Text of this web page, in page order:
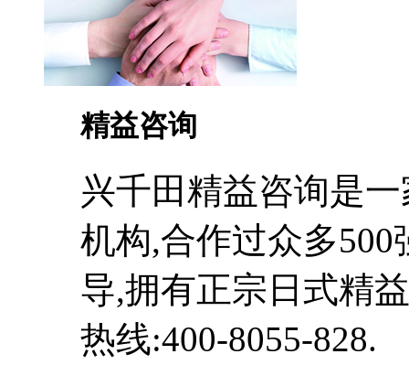
精益咨询
兴千田精益咨询是
机构,合作过众多
导,拥有正宗日式精
热线:400-8055-828.